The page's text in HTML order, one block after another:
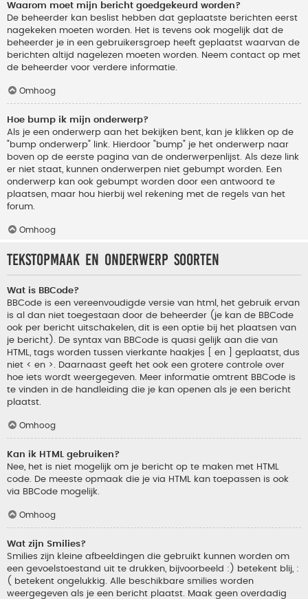
Waarom moet mijn bericht goedgekeurd worden?
De beheerder kan beslist hebben dat geplaatste berichten eerst
nagekeken moeten worden. Het is tevens ook mogelijk dat de
beheerder je in een gebruikersgroep heeft geplaatst waarvan de
berichten altijd nagelezen moeten worden. Neem contact op met
de beheerder voor verdere informatie.
Omhoog
Hoe bump ik mijn onderwerp?
Als je een onderwerp aan het bekijken bent, kan je klikken op de
"bump onderwerp" link. Hierdoor "bump" je het onderwerp naar
boven op de eerste pagina van de onderwerpenlijst. Als deze link
er niet staat, kunnen onderwerpen niet gebumpt worden. Een
onderwerp kan ook gebumpt worden door een antwoord te
plaatsen, maar hou hierbij wel rekening met de regels van het
forum.
Omhoog
Tekstopmaak en onderwerp soorten
Wat is BBCode?
BBCode is een vereenvoudigde versie van html, het gebruik ervan
is al dan niet toegestaan door de beheerder (je kan de BBCode
ook per bericht uitschakelen, dit is een optie bij het plaatsen van
je bericht). De syntax van BBCode is quasi gelijk aan die van
HTML, tags worden tussen vierkante haakjes [ en ] geplaatst, dus
niet < en >. Daarnaast geeft het ook een grotere controle over
hoe iets wordt weergegeven. Meer informatie omtrent BBCode is
te vinden in de handleiding die je kan openen als je een bericht
plaatst.
Omhoog
Kan ik HTML gebruiken?
Nee, het is niet mogelijk om je bericht op te maken met HTML
code. De meeste opmaak die je via HTML kan toepassen is ook
via BBCode mogelijk.
Omhoog
Wat zijn Smilies?
Smilies zijn kleine afbeeldingen die gebruikt kunnen worden om
een gevoelstoestand uit te drukken, bijvoorbeeld :) betekent blij, :
( betekent ongelukkig. Alle beschikbare smilies worden
weergegeven als je een bericht plaatst. Maak geen overdadig